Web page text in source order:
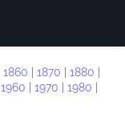
1860 1870 1880
1960 1970 1980